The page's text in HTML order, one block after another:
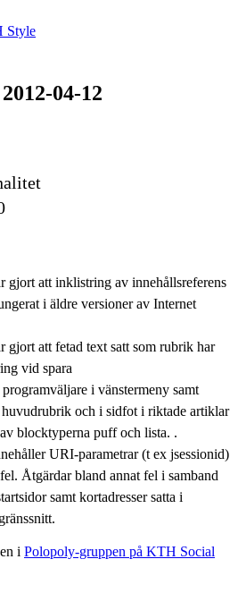
Style
04-12
gjort att inklistring av innehållsreferens
i äldre versioner av Internet
gjort att fetad text satt som rubrik har
vid spara
i vänstermeny samt
och i sidfot i riktade artiklar
blocktyperna puff och lista. .
URI-parametrar (t ex jsessionid)
Åtgärdar bland annat fel i samband
samt kortadresser satta i
i Polopoly-gruppen på KTH Social